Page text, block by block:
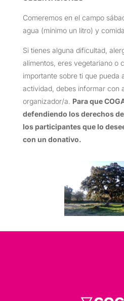
Comeremos en el campo
agua (mínimo un litro) y
Si tienes alguna dificultad,
alimentos, eres vegetariano o
importante sobre ti que pueda
actividad, debes informar con
organizador/a. Para que
defendiendo los derechos
los participantes que lo
con un donativo.